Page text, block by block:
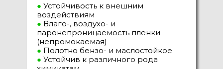
● Устойчивость к внешним
воздействиям
● Влаго-, воздухо- и
паронепроницаемость пленки
(непромокаемая)
● Полотно бензо- и маслостойкое
● Устойчив к различного рода